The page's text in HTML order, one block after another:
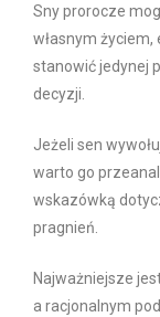
Sny prorocze
własnym życiem,
stanowić jedynej
decyzji.
Jeżeli sen
warto go
wskazówką
pragnień.
Najważniejsze
a racjonalnym